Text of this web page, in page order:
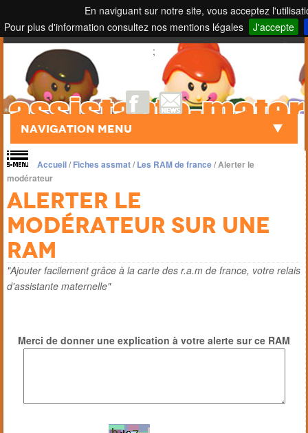
En naviguant sur notre site, vous acceptez
Pour plus d'information consultez nos mentions légales
J'accepte
Touch to Search
;
Navigation Menu
Accueil/Fiches assmat/Les RAM de france/Alerter le
modérateur
Alerter le
modérateur sur une
ram
"Ajouter facilement grâce à la carte des r.a.m de france, votre relais
d'assistante maternelle"
Merci de donner une explication à votre alerte sur ce RAM